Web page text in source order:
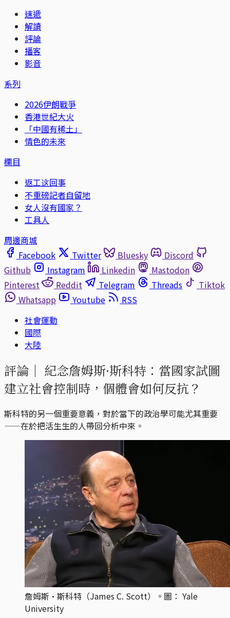
速遞
解讀
評論
播客
影音
系列
2026伊朗戰爭
香港世紀大火
「中國有稀土」
情色的未來
欄目
返工这回事
不重磅記者自留地
女人沒有國家？
工具人
周邊商城
Facebook
Twitter Bluesky
Discord
Github
Instagram Linkedin
Mastodon
Pinterest
Reddit Telegram Threads
Tiktok
Whatsapp
Youtube
RSS
社會運動
國際
大陸
評論｜ 紀念詹姆斯·斯科特：當國家試圖
建立社會控制時，個體會如何反抗？
斯科特的另一個重要意義，對於當下的政治學可能尤其重要
——在於把活生生的人帶回分析中來。
詹姆斯·斯科特（James C. Scott）。圖： Yale
University